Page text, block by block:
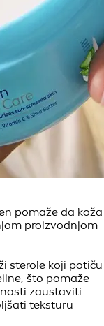
pomaže da koža
proizvodnjom
sterole koji potiču
što pomaže
zaustaviti
teksturu